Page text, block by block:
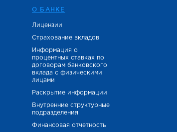
О БАНКЕ
Лицензии
Страхование вкладов
Информация о
процентных ставках по
договорам банковского
вклада с физическими
лицами
Раскрытие информации
Внутренние структурные
подразделения
Финансовая отчетность